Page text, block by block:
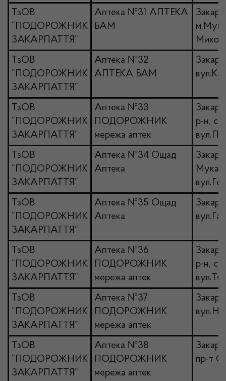
ТзОВ
“ПОДОРОЖНИК
ЗАКАРПАТТЯ”
Аптека №31 АПТЕКА
БАМ
ТзОВ
“ПОДОРОЖНИК
ЗАКАРПАТТЯ”
Аптека №32
АПТЕКА БАМ
ТзОВ
“ПОДОРОЖНИК
ЗАКАРПАТТЯ”
Аптека №33
ПОДОРОЖНИК
мережа аптек
р-н,
ТзОВ
“ПОДОРОЖНИК
ЗАКАРПАТТЯ”
Аптека №34 Ощад
Аптека
ТзОВ
“ПОДОРОЖНИК
ЗАКАРПАТТЯ”
Аптека №35 Ощад
Аптека
ТзОВ
“ПОДОРОЖНИК
ЗАКАРПАТТЯ”
Аптека №36
ПОДОРОЖНИК
мережа аптек
р-н,
ТзОВ
“ПОДОРОЖНИК
ЗАКАРПАТТЯ”
Аптека №37
ПОДОРОЖНИК
мережа аптек
ТзОВ
“ПОДОРОЖНИК
ЗАКАРПАТТЯ”
Аптека №38
ПОДОРОЖНИК
мережа аптек
пр-т